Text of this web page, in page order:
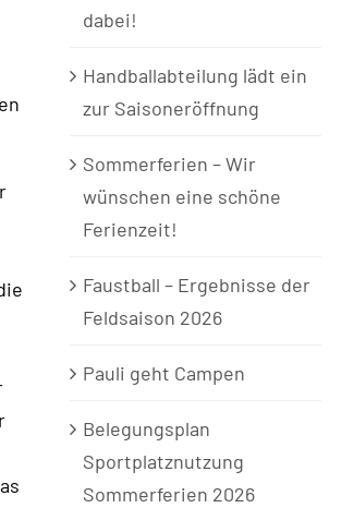
dabei!
Handballabteilung lädt ein
zur Saisoneröffnung
Sommerferien – Wir
wünschen eine schöne
Ferienzeit!
Faustball – Ergebnisse der
Feldsaison 2026
Pauli geht Campen
Belegungsplan
Sportplatznutzung
Sommerferien 2026